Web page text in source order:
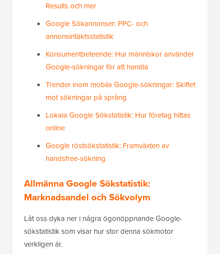
Results och mer
Google Sökannonser: PPC- och
annonsintäktsstatistik
Konsumentbeteende: Hur människor använder
Google-sökningar för att handla
Trender inom mobila Google-sökningar: Skiftet
mot sökningar på språng
Lokala Google Sökstatistik: Hur företag hittas
online
Google röstsökstatistik: Framväxten av
handsfree-sökning
Allmänna Google Sökstatistik:
Marknadsandel och Sökvolym
Låt oss dyka ner i några ögonöppnande Google-
sökstatistik som visar hur stor denna sökmotor
verkligen är.